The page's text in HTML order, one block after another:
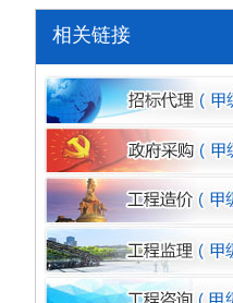
相关链接